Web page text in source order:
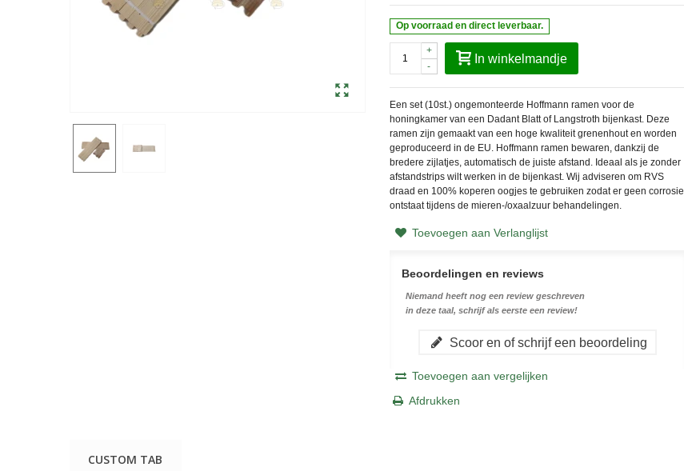
Op voorraad en direct leverbaar.
-
+
In winkelmandje
Een set (10st.) ongemonteerde Hoffmann ramen voor de
honingkamer van een Dadant Blatt of Langstroth bijenkast. Deze
ramen zijn gemaakt van een hoge kwaliteit grenenhout en worden
geproduceerd in de EU. Hoffmann ramen bewaren, dankzij de
bredere zijlatjes, automatisch de juiste afstand. Ideaal als je zonder
afstandstrips wilt werken in de bijenkast. Wij adviseren om RVS
draad en 100% koperen oogjes te gebruiken zodat er geen corrosie
ontstaat tijdens de mieren-/oxaalzuur behandelingen.
Toevoegen aan Verlanglijst
Beoordelingen en reviews
Niemand heeft nog een review geschreven
in deze taal, schrijf als eerste een review!
Scoor en of schrijf een beoordeling
Toevoegen aan vergelijken
Afdrukken
CUSTOM TAB